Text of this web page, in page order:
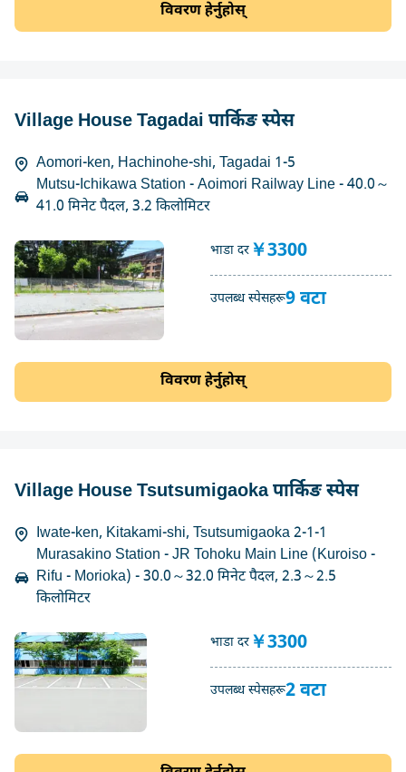
विवरण हेर्नुहोस्
Village House Tagadai पार्किङ स्पेस
Aomori-ken, Hachinohe-shi, Tagadai 1-5
Mutsu-Ichikawa Station - Aoimori Railway Line - 40.0～
41.0 मिनेट पैदल, 3.2 किलोमिटर
भाडा दर ￥3300
उपलब्ध स्पेसहरू9 वटा
विवरण हेर्नुहोस्
Village House Tsutsumigaoka पार्किङ स्पेस
Iwate-ken, Kitakami-shi, Tsutsumigaoka 2-1-1
Murasakino Station - JR Tohoku Main Line (Kuroiso -
Rifu - Morioka) - 30.0～32.0 मिनेट पैदल, 2.3～2.5
किलोमिटर
भाडा दर ￥3300
उपलब्ध स्पेसहरू2 वटा